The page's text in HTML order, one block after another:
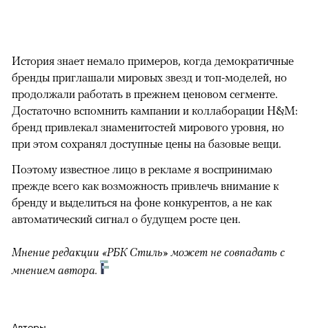
История знает немало примеров, когда демократичные
бренды приглашали мировых звезд и топ-моделей, но
продолжали работать в прежнем ценовом сегменте.
Достаточно вспомнить кампании и коллаборации H&M:
бренд привлекал знаменитостей мирового уровня, но
при этом сохранял доступные цены на базовые вещи.
Поэтому известное лицо в рекламе я воспринимаю
прежде всего как возможность привлечь внимание к
бренду и выделиться на фоне конкурентов, а не как
автоматический сигнал о будущем росте цен.
Мнение редакции «РБК Стиль» может не совпадать с
мнением автора.